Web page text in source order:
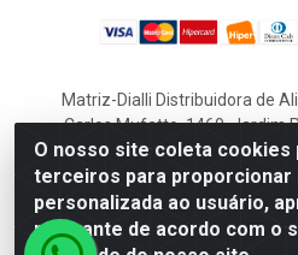
O nosso site coleta cookies
terceiros para proporcionar
personalizada ao usuário,
relevante de acordo com o
Matriz-Dialli Distribuidora de
Carlos Mufatto, 1460, Jardim
86187-025 - CNPJ
Filial-Dialli Distribuidora de
Saquarema, 1241 - Morumbi,
643 - CNPJ